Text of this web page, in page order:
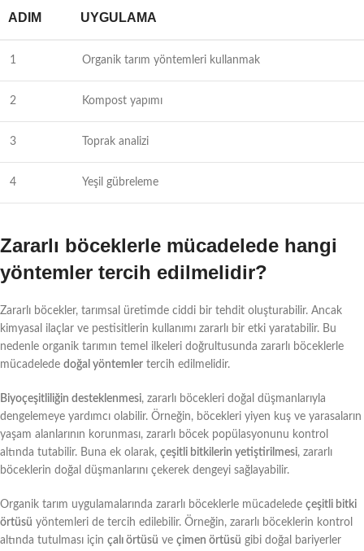
ADIM UYGULAMA
1 Organik tarım yöntemleri kullanmak
2 Kompost yapımı
3 Toprak analizi
4 Yeşil gübreleme
Zararlı böceklerle mücadelede hangi
yöntemler tercih edilmelidir?
Zararlı böcekler, tarımsal üretimde ciddi bir tehdit oluşturabilir. Ancak
kimyasal ilaçlar ve pestisitlerin kullanımı zararlı bir etki yaratabilir. Bu
nedenle organik tarımın temel ilkeleri doğrultusunda zararlı böceklerle
mücadelede doğal yöntemler tercih edilmelidir.
Biyoçeşitliliğin desteklenmesi, zararlı böcekleri doğal düşmanlarıyla
dengelemeye yardımcı olabilir. Örneğin, böcekleri yiyen kuş ve yarasaların
yaşam alanlarının korunması, zararlı böcek popülasyonunu kontrol
altında tutabilir. Buna ek olarak, çeşitli bitkilerin yetiştirilmesi, zararlı
böceklerin doğal düşmanlarını çekerek dengeyi sağlayabilir.
Organik tarım uygulamalarında zararlı böceklerle mücadelede çeşitli bitki
örtüsü yöntemleri de tercih edilebilir. Örneğin, zararlı böceklerin kontrol
altında tutulması için çalı örtüsü ve çimen örtüsü gibi doğal bariyerler